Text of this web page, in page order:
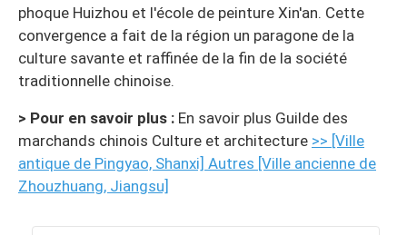
phoque Huizhou et l'école de peinture Xin'an. Cette
convergence a fait de la région un paragone de la
culture savante et raffinée de la fin de la société
traditionnelle chinoise.
> Pour en savoir plus : En savoir plus Guilde des
marchands chinois Culture et architecture >> [Ville
antique de Pingyao, Shanxi] Autres [Ville ancienne de
Zhouzhuang, Jiangsu]